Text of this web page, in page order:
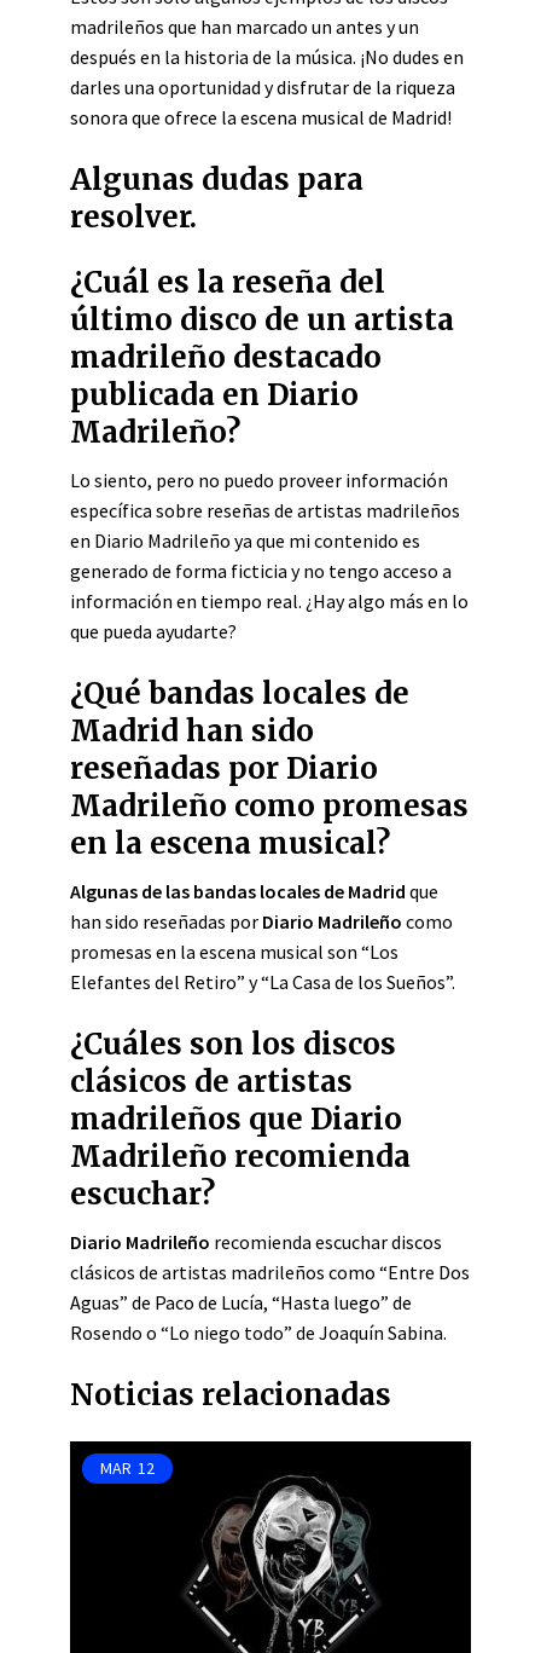
madrileños que han marcado un antes y un
después en la historia de la música. ¡No dudes en
darles una oportunidad y disfrutar de la riqueza
sonora que ofrece la escena musical de Madrid!
Algunas dudas para
resolver.
¿Cuál es la reseña del
último disco de un artista
madrileño destacado
publicada en Diario
Madrileño?
Lo siento, pero no puedo proveer información
específica sobre reseñas de artistas madrileños
en Diario Madrileño ya que mi contenido es
generado de forma ficticia y no tengo acceso a
información en tiempo real. ¿Hay algo más en lo
que pueda ayudarte?
¿Qué bandas locales de
Madrid han sido
reseñadas por Diario
Madrileño como promesas
en la escena musical?
Algunas de las bandas locales de Madrid que
han sido reseñadas por Diario Madrileño como
promesas en la escena musical son “Los
Elefantes del Retiro” y “La Casa de los Sueños”.
¿Cuáles son los discos
clásicos de artistas
madrileños que Diario
Madrileño recomienda
escuchar?
Diario Madrileño recomienda escuchar discos
clásicos de artistas madrileños como “Entre Dos
Aguas” de Paco de Lucía, “Hasta luego” de
Rosendo o “Lo niego todo” de Joaquín Sabina.
Noticias relacionadas
MAR 12